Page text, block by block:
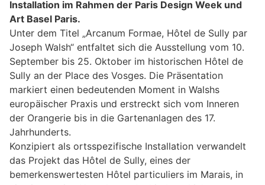
Installation im Rahmen der Paris Design Week und
Art Basel Paris.
Unter dem Titel „Arcanum Formae, Hôtel de Sully par
Joseph Walsh“ entfaltet sich die Ausstellung vom 10.
September bis 25. Oktober im historischen Hôtel de
Sully an der Place des Vosges. Die Präsentation
markiert einen bedeutenden Moment in Walshs
europäischer Praxis und erstreckt sich vom Inneren
der Orangerie bis in die Gartenanlagen des 17.
Jahrhunderts.
Konzipiert als ortsspezifische Installation verwandelt
das Projekt das Hôtel de Sully, eines der
bemerkenswertesten Hôtel particuliers im Marais, in